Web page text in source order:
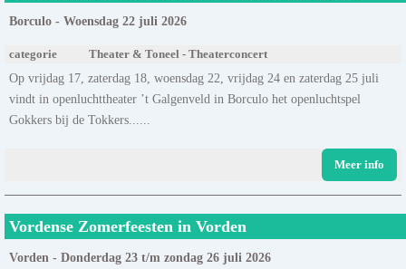
Borculo - Woensdag 22 juli 2026
categorie Theater & Toneel - Theaterconcert
Op vrijdag 17, zaterdag 18, woensdag 22, vrijdag 24 en zaterdag 25 juli
vindt in openluchttheater ’t Galgenveld in Borculo het openluchtspel
Gokkers bij de Tokkers......
Meer info
Vordense Zomerfeesten in Vorden
Vorden - Donderdag 23 t/m zondag 26 juli 2026